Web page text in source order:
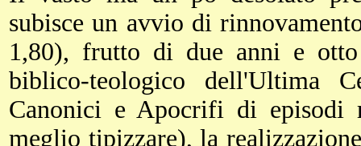
subisce un avvio di
1,80), frutto di due anni e
biblico-teologico dell'Ultima
Canonici e Apocrifi di
meglio tipizzare), la